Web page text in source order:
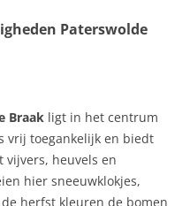
Paterswolde
Braak ligt in het centrum
vrij toegankelijk en biedt
vijvers, heuvels en
hier sneeuwklokjes,
herfst kleuren de bomen